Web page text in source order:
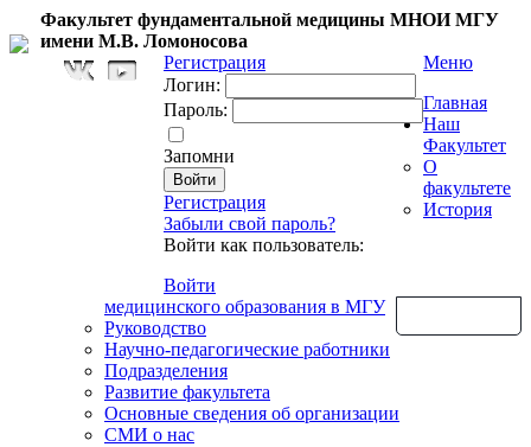
Факультет фундаментальной медицины МНОИ МГУ
имени М.В. Ломоносова
Регистрация
Логин:
Пароль:
Запомни
Регистрация
Забыли свой пароль?
Войти как пользователь:
Войти
Меню
Главная
Наш
Факультет
О
факультете
История
медицинского образования в МГУ
Руководство
Научно-педагогические работники
Подразделения
Развитие факультета
Основные сведения об организации
СМИ о нас